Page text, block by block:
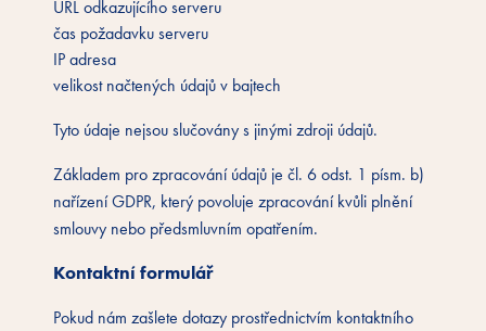
URL odkazujícího serveru
čas požadavku serveru
IP adresa
velikost načtených údajů v bajtech
Tyto údaje nejsou slučovány s jinými zdroji údajů.
Základem pro zpracování údajů je čl. 6 odst. 1 písm. b)
nařízení GDPR, který povoluje zpracování kvůli plnění
smlouvy nebo předsmluvním opatřením.
Kontaktní formulář
Pokud nám zašlete dotazy prostřednictvím kontaktního